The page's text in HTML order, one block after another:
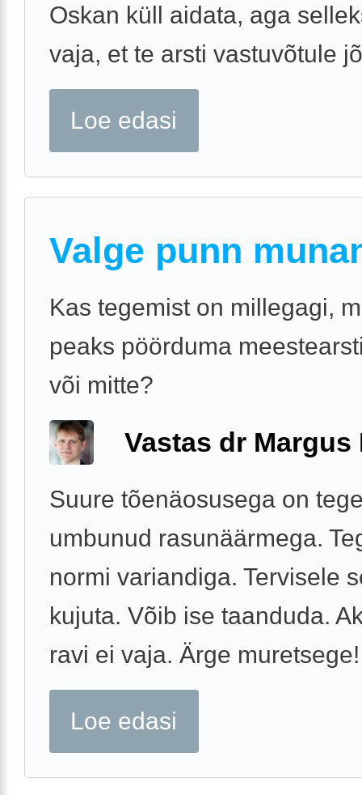
Oskan küll aidata, aga
vaja, et te arsti vastuvõtule
Loe edasi
Valge punn
Kas tegemist on millegagi,
peaks pöörduma
või mitte?
Vastas dr Margus
Suure tõenäosusega on
umbunud rasunäärmega.
normi variandiga. Tervisele
kujuta. Võib ise taanduda.
ravi ei vaja. Ärge muretsege!
Loe edasi